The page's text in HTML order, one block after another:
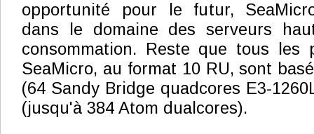
opportunité pour le futur,
dans le domaine des serveurs
consommation. Reste que tous les
SeaMicro, au format 10 RU, sont
(64 Sandy Bridge quadcores E3-
(jusqu'à 384 Atom dualcores).